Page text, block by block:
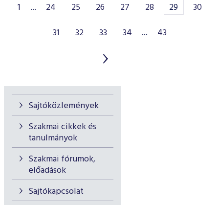
Sajtóközlemények
Szakmai cikkek és
tanulmányok
Szakmai fórumok,
előadások
Sajtókapcsolat
1 ... 24 25 26 27 28 29
30
31
32 33 34 ... 43